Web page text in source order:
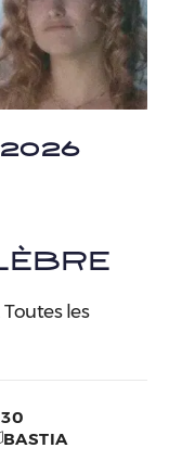
2026
les
BASTIA